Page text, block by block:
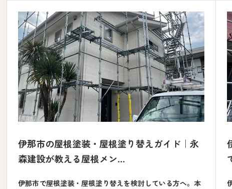
伊那市の屋根塗装・屋根塗り替えガイド｜永
森建設が教える屋根メン...
伊那市で屋根塗装・屋根塗り替えを検討している方へ。本